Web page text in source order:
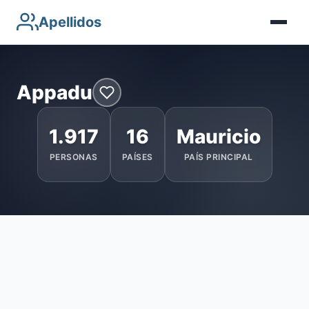
Apellidos
Appadu
1.917
PERSONAS
16
PAÍSES
Mauricio
PAÍS PRINCIPAL